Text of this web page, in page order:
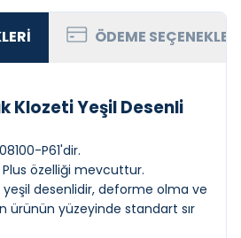
ÖDEME
Klozeti Yeşil Desenli
P61'dir.
özelliği mevcuttur.
desenlidir, deforme olma ve
ürünün yüzeyinde standart sır